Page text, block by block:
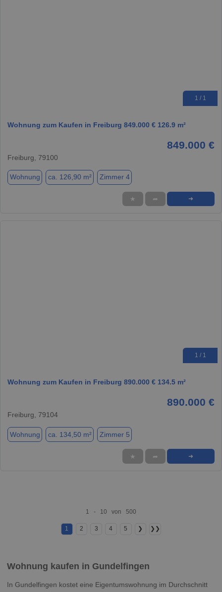
1 / 1
Wohnung zum Kaufen in Freiburg 849.000 € 126.9 m²
849.000 €
Freiburg, 79100
Wohnung ca. 126,90 m² Zimmer 4
★ ➦ ➜
1 / 1
Wohnung zum Kaufen in Freiburg 890.000 € 134.5 m²
890.000 €
Freiburg, 79104
Wohnung ca. 134,50 m² Zimmer 5
★ ➦ ➜
1 - 10 von 500
1 2 3 4 5 ❯ ❯❯
Wohnung kaufen in Gundelfingen
In Gundelfingen kostet eine Eigentumswohnung im Durchschnitt